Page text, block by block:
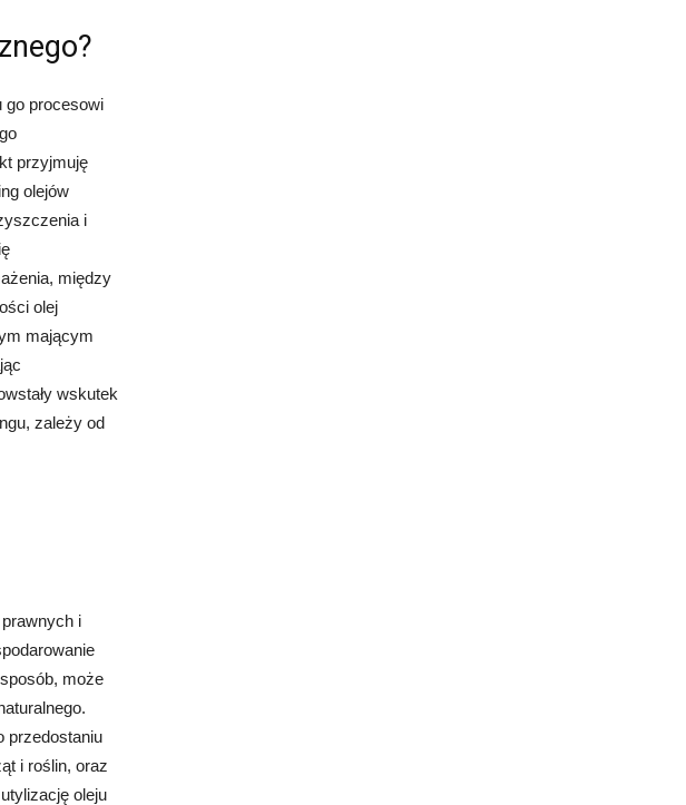
go procesowi
przyjmuję
olejów
i
między
olej
mającym
wskutek
zależy od
i
może
przedostaniu
i roślin, oraz
oleju